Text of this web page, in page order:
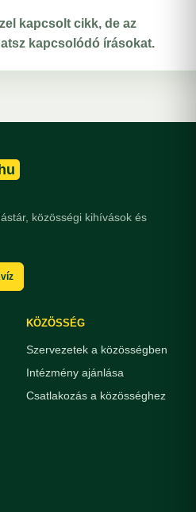
kapcsolt cikk, de az
kapcsolódó írásokat.
közösségi kihívások és
KÖZÖSSÉG
Szervezetek a közösségben
Intézmény ajánlása
Csatlakozás a közösséghez